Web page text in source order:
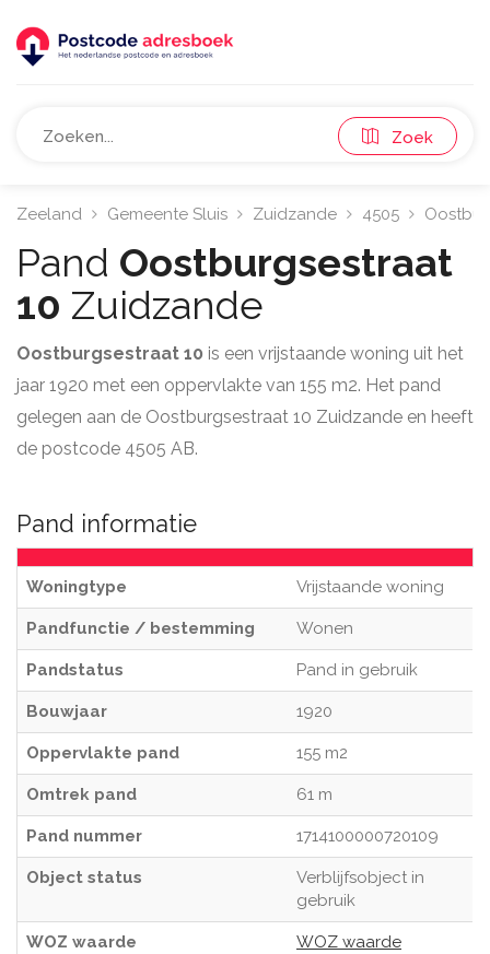
Zoek
Zeeland Gemeente Sluis Zuidzande 4505
Pand Oostburgsestraat
10 Zuidzande
Oostburgsestraat 10 is een vrijstaande woning uit het
jaar 1920 met een oppervlakte van 155 m2. Het pand
gelegen aan de Oostburgsestraat 10 Zuidzande en heeft
de postcode 4505 AB.
Pand informatie
Woningtype Vrijstaande woning
Pandfunctie / bestemming Wonen
Pandstatus Pand in gebruik
Bouwjaar 1920
Oppervlakte pand 155 m2
Omtrek pand 61 m
Pand nummer 1714100000720109
Object status
Verblijfsobject in
gebruik
WOZ waarde
WOZ waarde